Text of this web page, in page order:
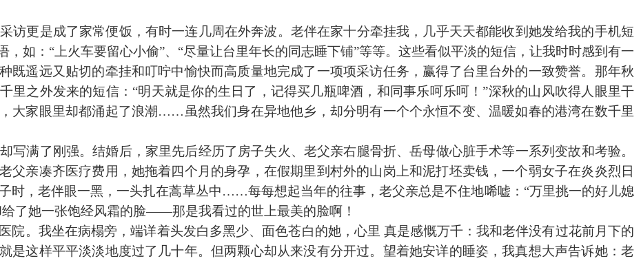
更是成了家常便饭，有时一连几周在外奔波。老伴在家十分牵挂我，几乎天天都能收到她发给我的手机短
如：“上火车要留心小偷”、“尽量让台里年长的同志睡下铺”等等。这些看似平淡的短信，让我时时感到有一
既遥远又贴切的牵挂和叮咛中愉快而高质量地完成了一项项采访任务，赢得了台里台外的一致赞誉。那年秋
里之外发来的短信：“明天就是你的生日了，记得买几瓶啤酒，和同事乐呵乐呵！”深秋的山风吹得人眼里干
大家眼里却都涌起了浪潮……虽然我们身在异地他乡，却分明有一个个永恒不变、温暖如春的港湾在数千里
满了刚强。结婚后，家里先后经历了房子失火、老父亲右腿骨折、岳母做心脏手术等一系列变故和考验。
父亲凑齐医疗费用，她拖着四个月的身孕，在假期里到村外的山岗上和泥打坯卖钱，一个弱女子在炎炎烈日
时，老伴眼一黑，一头扎在蒿草丛中……每每想起当年的往事，老父亲总是不住地唏嘘：“万里挑一的好儿媳
了她一张饱经风霜的脸——那是我看过的世上最美的脸啊！
。我坐在病榻旁，端详着头发白多黑少、面色苍白的她，心里 真是感慨万千：我和老伴没有过花前月下的
是这样平平淡淡地度过了几十年。但两颗心却从来没有分开过。望着她安详的睡姿，我真想大声告诉她：老